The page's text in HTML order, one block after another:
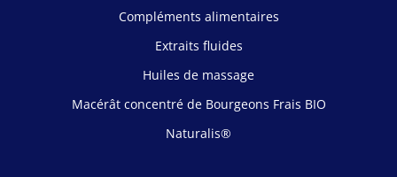
Compléments alimentaires
Extraits fluides
Huiles de massage
Macérât concentré de Bourgeons Frais BIO
Naturalis®